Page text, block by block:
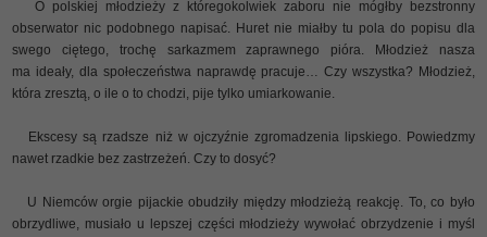
O polskiej młodzieży z któregokolwiek zaboru nie mógłby bezstronny
obserwator nic podobnego napisać. Huret nie miałby tu pola do popisu dla
swego ciętego, trochę sarkazmem zaprawnego pióra. Młodzież nasza
ma ideały, dla społeczeństwa naprawdę pracuje… Czy wszystka? Młodzież,
która zresztą, o ile o to chodzi, pije tylko umiarkowanie.
Ekscesy są rzadsze niż w ojczyźnie zgromadzenia lipskiego. Powiedzmy
nawet rzadkie bez zastrzeżeń. Czy to dosyć?
U Niemców orgie pijackie obudziły między młodzieżą reakcję. To, co było
obrzydliwe, musiało u lepszej części młodzieży wywołać obrzydzenie i myśl